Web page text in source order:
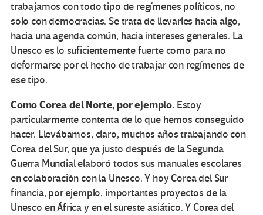
trabajamos con todo tipo de regímenes políticos, no
solo con democracias. Se trata de llevarles hacia algo,
hacia una agenda común, hacia intereses generales. La
Unesco es lo suficientemente fuerte como para no
deformarse por el hecho de trabajar con regímenes de
ese tipo.
Como Corea del Norte, por ejemplo. Estoy
particularmente contenta de lo que hemos conseguido
hacer. Llevábamos, claro, muchos años trabajando con
Corea del Sur, que ya justo después de la Segunda
Guerra Mundial elaboró todos sus manuales escolares
en colaboración con la Unesco. Y hoy Corea del Sur
financia, por ejemplo, importantes proyectos de la
Unesco en África y en el sureste asiático. Y Corea del